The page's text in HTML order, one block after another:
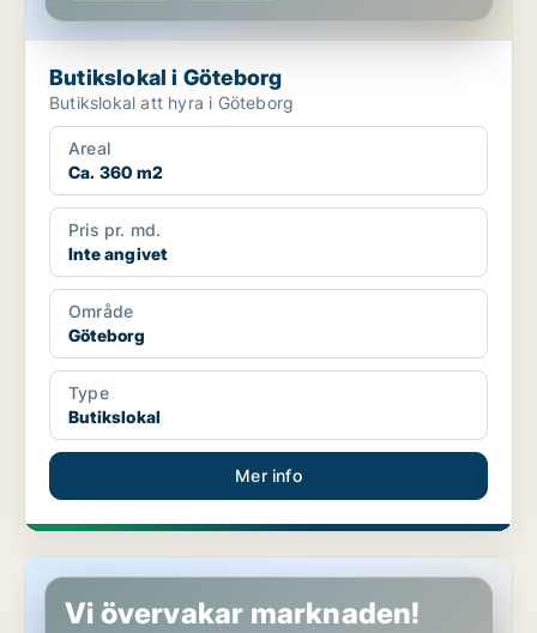
Butikslokal i Göteborg
Butikslokal att hyra i Göteborg
Areal
Ca. 360 m2
Pris pr. md.
Inte angivet
Område
Göteborg
Type
Butikslokal
Mer info
Butikslokal i Göteborg
Vi övervakar marknaden!